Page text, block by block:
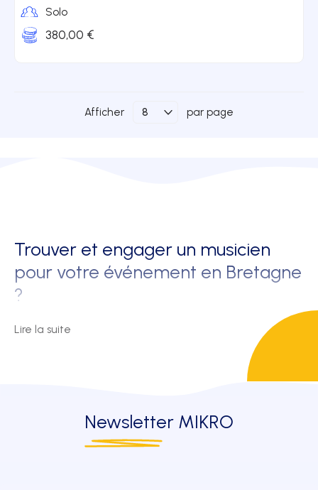
Solo
380,00 €
Afficher par page
Trouver et engager un musicien
pour votre événement en Bretagne
?
Vous organisez un événement et souhaitez engager un
musicien ? La venue d'un artiste peut transformer
complètement l’ambiance et créer des souvenirs
autre événement, la musique live apporte une énergie
Lire la suite
Newsletter MIKRO